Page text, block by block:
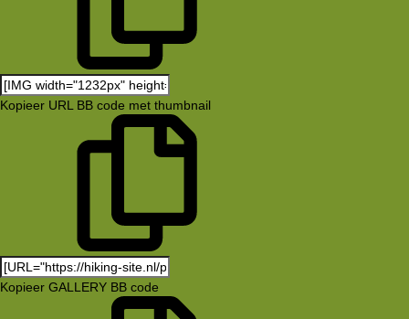
Kopieer URL BB code met thumbnail
Kopieer GALLERY BB code